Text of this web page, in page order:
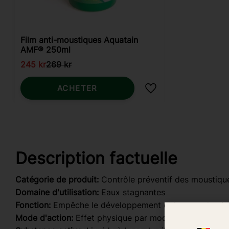
Film anti-moustiques Aquatain
AMF® 250ml
245 kr269kr
Ajouter aux favoris
ACHETER
Description factuelle
Catégorie de produit: Contrôle préventif des
Domaine d'utilisation: Eaux stagnantes
Fonction: Empêche le développement et la
Mode d'action: Effet physique par modification de la